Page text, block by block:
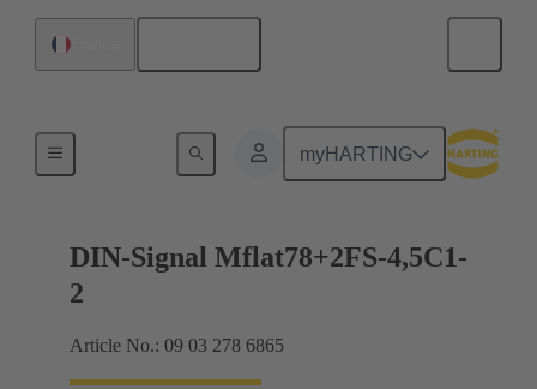
myHARTING
Raccordement carte mère à carte fille
DIN-Signal Mflat78+2FS-4,5C1-
2
Article No.: 09 03 278 6865